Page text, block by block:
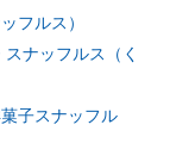
フルス）
ナッフルス（く
子スナッフル